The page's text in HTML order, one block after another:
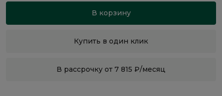
В корзину
Купить в один клик
В рассрочку от 7 815 ₽/месяц